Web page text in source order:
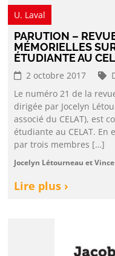
U. Laval
PARUTION –
MÉMORIELLES
ÉTUDIANTE AU
2 octobre 2017
Le numéro 21 de la
dirigée par Jocelyn
associé du CELAT), est
étudiante au CELAT.
par trois membres […]
Jocelyn Létourneau et
Lire plus ›